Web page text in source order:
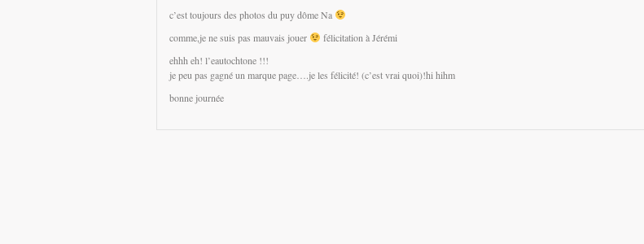
c’est toujours des photos du puy dôme Na
comme,je ne suis pas mauvais jouer
félicitation à Jérémi
ehhh eh! l’eautochtone !!!
je peu pas gagné un marque page….je les félicité! (c’est vrai quoi)!hi hihm
bonne journée